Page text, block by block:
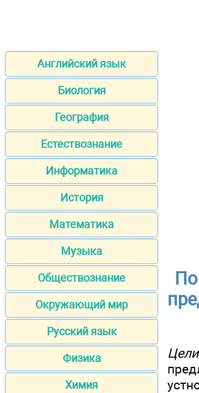
Английский язык
Биология
География
Естествознание
Информатика
История
Математика
Музыка
Обществознание
Окружающий мир
Русский язык
Физика
Химия
Цели